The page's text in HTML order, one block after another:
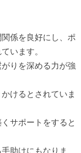
係を良好にし、ポ
います。
りを深める力が強
けるとされていま
サポートをすると
助けにもなりま